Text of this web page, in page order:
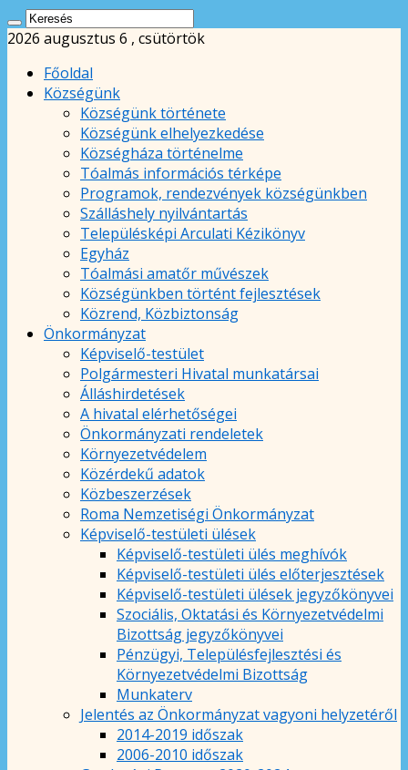
2026 augusztus 6 , csütörtök
Főoldal
Községünk
Községünk története
Községünk elhelyezkedése
Községháza történelme
Tóalmás információs térképe
Programok, rendezvények községünkben
Szálláshely nyilvántartás
Településképi Arculati Kézikönyv
Egyház
Tóalmási amatőr művészek
Községünkben történt fejlesztések
Közrend, Közbiztonság
Önkormányzat
Képviselő-testület
Polgármesteri Hivatal munkatársai
Álláshirdetések
A hivatal elérhetőségei
Önkormányzati rendeletek
Környezetvédelem
Közérdekű adatok
Közbeszerzések
Roma Nemzetiségi Önkormányzat
Képviselő-testületi ülések
Képviselő-testületi ülés meghívók
Képviselő-testületi ülés előterjesztések
Képviselő-testületi ülések jegyzőkönyvei
Szociális, Oktatási és Környezetvédelmi
Bizottság jegyzőkönyvei
Pénzügyi, Településfejlesztési és
Környezetvédelmi Bizottság
Munkaterv
Jelentés az Önkormányzat vagyoni helyzetéről
2014-2019 időszak
2006-2010 időszak